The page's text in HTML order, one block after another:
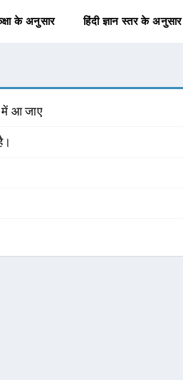
के अनुसार हिंदी ज्ञान स्तर के अनुसार
में आ जाए